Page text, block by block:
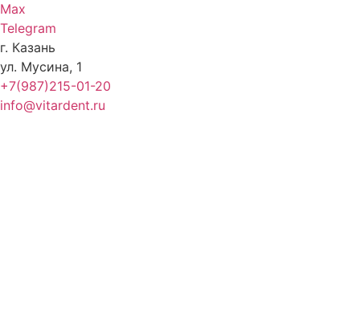
Max
Telegram
г. Казань
ул. Мусина, 1
+7(987)215-01-20
info@vitardent.ru